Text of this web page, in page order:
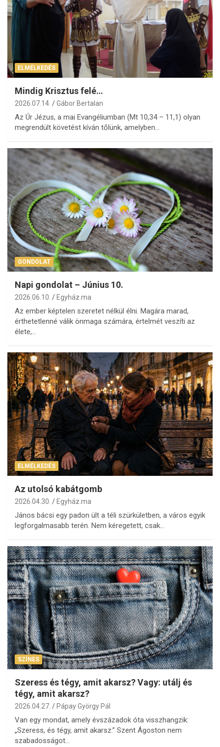
ELMÉLKEDÉS
Mindig Krisztus felé…
2026.07.14. Gábor Bertalan
Az Úr Jézus, a mai Evangéliumban (Mt 10,34 – 11,1) olyan
megrendült követést kíván tőlünk, amelyben…
GONDOLAT
Napi gondolat – Június 10.
2026.06.10. Egyház.ma
Az ember képtelen szeretet nélkül élni. Magára marad,
érthetetlenné válik önmaga számára, értelmét veszíti az
élete,…
ELMÉLKEDÉS
Az utolsó kabátgomb
2026.04.30. Egyház.ma
János bácsi egy padon ült a téli szürkületben, a város egyik
legforgalmasabb terén. Nem kéregetett, csak…
SZÍNES
Szeress és tégy, amit akarsz? Vagy: utálj és
tégy, amit akarsz?
2026.04.27. Pápay György Pál
Van egy mondat, amely évszázadok óta visszhangzik:
„Szeress, és tégy, amit akarsz.” Szent Ágoston nem
szabadosságot…